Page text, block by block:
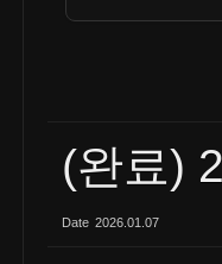
(완료)
Date 2026.01.07